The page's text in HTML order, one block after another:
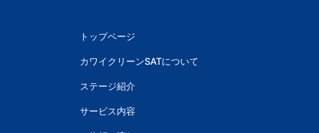
トップページ
カワイクリーンSATについて
ステージ紹介
サービス内容